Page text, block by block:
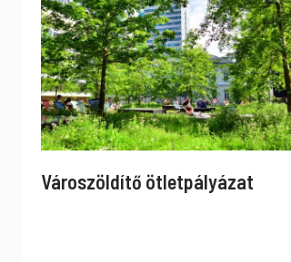
Városzöldítő ötletpályázat